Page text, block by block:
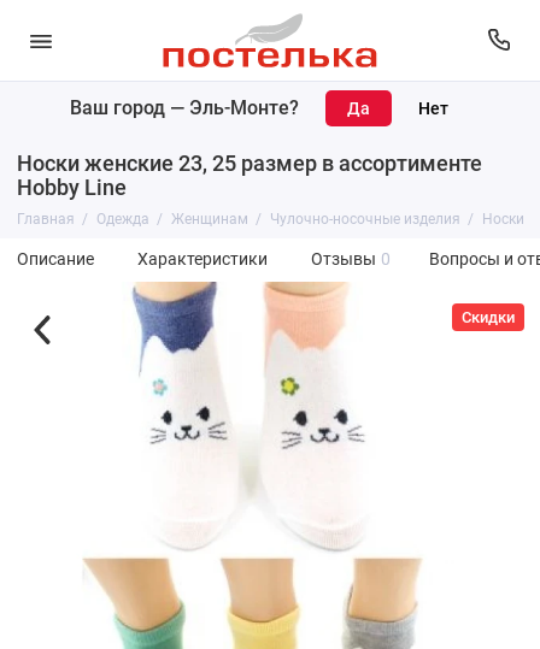
Ваш город — Эль-Монте?
Носки женские 23, 25 размер в ассортименте
Hobby Line
Главная Одежда Женщинам Чулочно-носочные изделия Носки
Описание Характеристики Отзывы 0 Вопросы и
Скидки